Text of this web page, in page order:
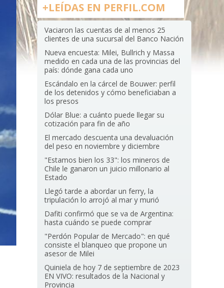
+LEÍDAS EN PERFIL.COM
Vaciaron las cuentas de al menos 25
clientes de una sucursal del Banco Nación
Nueva encuesta: Milei, Bullrich y Massa
medido en cada una de las provincias del
país: dónde gana cada uno
Escándalo en la cárcel de Bouwer: perfil
de los detenidos y cómo beneficiaban a
los presos
Dólar Blue: a cuánto puede llegar su
cotización para fin de año
El mercado descuenta una devaluación
del peso en noviembre y diciembre
"Estamos bien los 33": los mineros de
Chile le ganaron un juicio millonario al
Estado
Llegó tarde a abordar un ferry, la
tripulación lo arrojó al mar y murió
Dafiti confirmó que se va de Argentina:
hasta cuándo se puede comprar
"Perdón Popular de Mercado": en qué
consiste el blanqueo que propone un
asesor de Milei
Quiniela de hoy 7 de septiembre de 2023
EN VIVO: resultados de la Nacional y
Provincia